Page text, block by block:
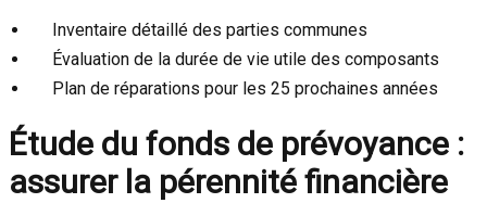
Inventaire détaillé des parties communes
Évaluation de la durée de vie utile des composants
Plan de réparations pour les 25 prochaines années
Étude du fonds de prévoyance :
assurer la pérennité financière